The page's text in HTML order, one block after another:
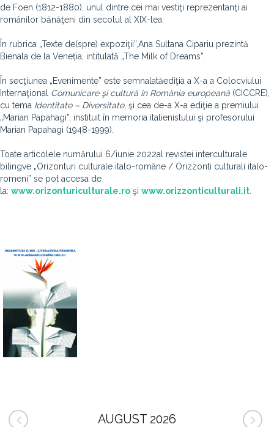
de Foen (1812-1880), unul dintre cei mai vestiţi reprezentanţi ai
românilor bănăţeni din secolul al XIX-lea.
În rubrica „Texte de(spre) expoziţii”,Ana Sultana Cipariu prezintă
Bienala de la Veneția, intitulată „The Milk of Dreams”.
În secţiunea „Evenimente” este semnalatăediţia a X-a a Colocviului
Internaţional Comunicare şi cultură în Romània europeană (CICCRE),
cu tema Identitate – Diversitate, şi cea de-a X-a ediţie a premiului
„Marian Papahagi”, instituit în memoria italienistului şi profesorului
Marian Papahagi (1948-1999).
Toate articolele numărului 6/iunie 2022al revistei interculturale
bilingve „Orizonturi culturale italo-române / Orizzonti culturali italo-
romeni” se pot accesa de
la: www.orizonturiculturale.ro şi www.orizzonticulturali.it
AUGUST 2026